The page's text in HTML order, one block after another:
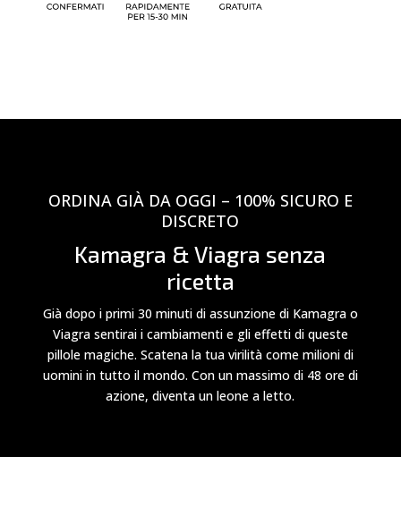
ORDINA GIÀ DA OGGI – 100% SICURO E
DISCRETO
Kamagra & Viagra senza
ricetta
Già dopo i primi 30 minuti di assunzione di Kamagra o
Viagra sentirai i cambiamenti e gli effetti di queste
pillole magiche. Scatena la tua virilità come milioni di
uomini in tutto il mondo. Con un massimo di 48 ore di
azione, diventa un leone a letto.